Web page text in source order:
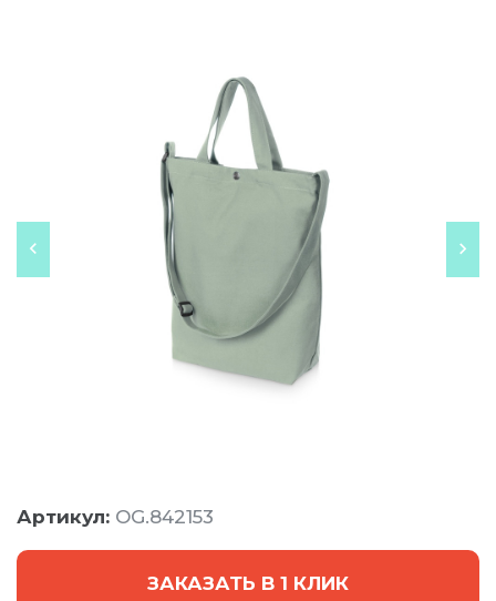
Артикул: OG.842153
ЗАКАЗАТЬ В 1 КЛИК